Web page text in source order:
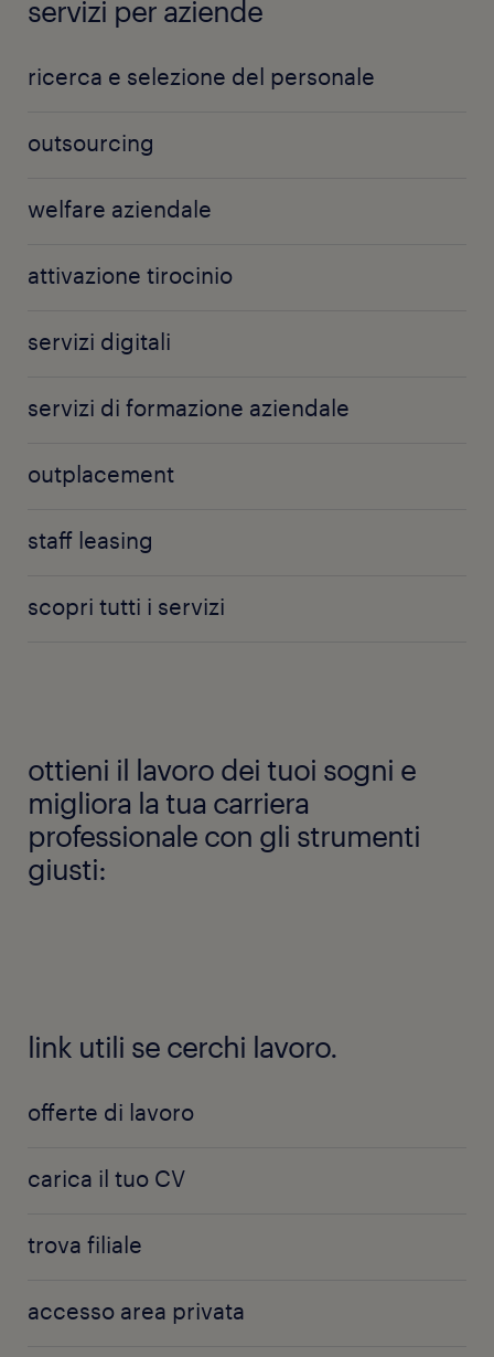
servizi per aziende
ricerca e selezione del personale
outsourcing
welfare aziendale
attivazione tirocinio
servizi digitali
servizi di formazione aziendale
outplacement
staff leasing
scopri tutti i servizi
ottieni il lavoro dei tuoi sogni e
migliora la tua carriera
professionale con gli strumenti
giusti:
link utili se cerchi lavoro.
offerte di lavoro
carica il tuo CV
trova filiale
accesso area privata